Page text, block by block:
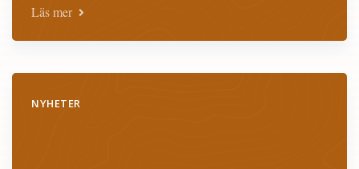
Läs mer
NYHETER